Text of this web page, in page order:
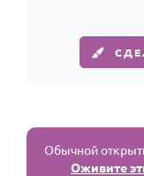
Обычной
Оживите